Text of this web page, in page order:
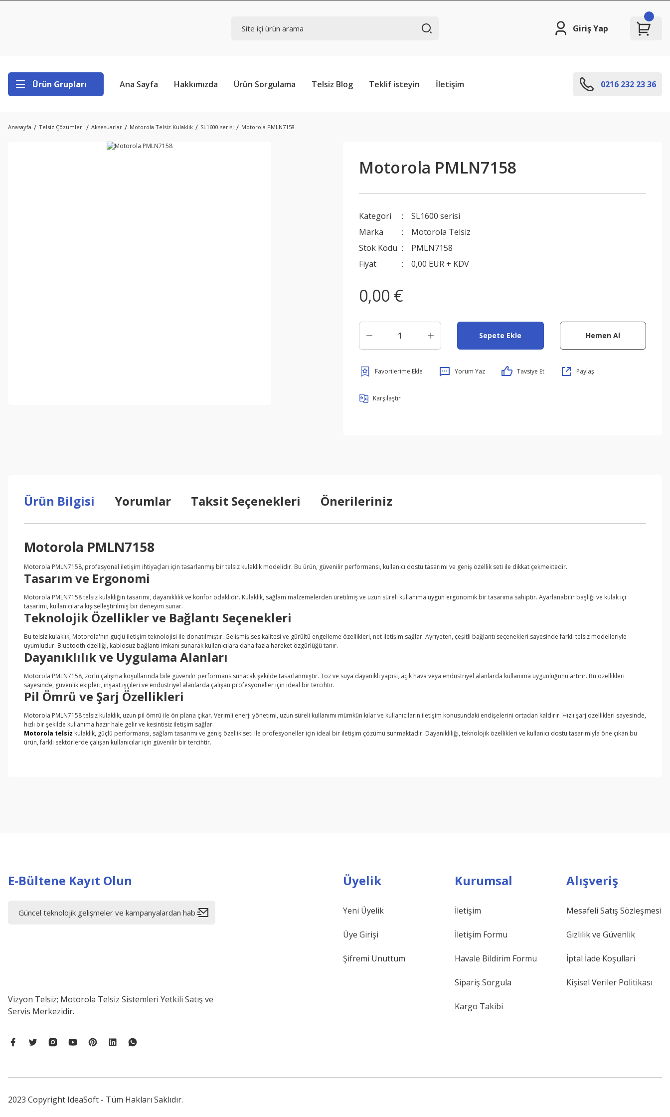
Giriş Yap
Ürün Grupları Ana Sayfa Hakkımızda Ürün Sorgulama Telsiz Blog Teklif isteyin İletişim 0216 232 23 36
Anasayfa Telsiz Çözümleri Aksesuarlar Motorola Telsiz Kulaklık SL1600 serisi Motorola PMLN7158
Motorola PMLN7158
Kategori
SL1600 serisi
Marka
Motorola Telsiz
Stok Kodu
PMLN7158
Fiyat
0,00 EUR + KDV
0,00 €
Sepete Ekle Hemen Al
Yorum Yaz Tavsiye Et Paylaş
Karşılaştır
Ürün Bilgisi Yorumlar Taksit Seçenekleri Önerileriniz
Motorola PMLN7158
Motorola PMLN7158, profesyonel iletişim ihtiyaçları için tasarlanmış bir telsiz kulaklık modelidir. Bu ürün, güvenilir performansı, kullanıcı dostu tasarımı ve geniş özellik seti ile dikkat çekmektedir.
Tasarım ve Ergonomi
Motorola PMLN7158 telsiz kulaklığın tasarımı, dayanıklılık ve konfor odaklıdır. Kulaklık, sağlam malzemelerden üretilmiş ve uzun süreli kullanıma uygun ergonomik bir tasarıma sahiptir. Ayarlanabilir başlığı ve kulak içi
tasarımı, kullanıcılara kişiselleştirilmiş bir deneyim sunar.
Teknolojik Özellikler ve Bağlantı Seçenekleri
Bu telsiz kulaklık, Motorola'nın güçlü iletişim teknolojisi ile donatılmıştır. Gelişmiş ses kalitesi ve gürültü engelleme özellikleri, net iletişim sağlar. Ayrıyeten, çeşitli bağlantı seçenekleri sayesinde farklı telsiz modelleriyle
uyumludur. Bluetooth özelliği, kablosuz bağlantı imkanı sunarak kullanıcılara daha fazla hareket özgürlüğü tanır.
Dayanıklılık ve Uygulama Alanları
Motorola PMLN7158, zorlu çalışma koşullarında bile güvenilir performans sunacak şekilde tasarlanmıştır. Toz ve suya dayanıklı yapısı, açık hava veya endüstriyel alanlarda kullanıma uygunluğunu artırır. Bu özellikleri
sayesinde, güvenlik ekipleri, inşaat işçileri ve endüstriyel alanlarda çalışan profesyoneller için ideal bir tercihtir.
Pil Ömrü ve Şarj Özellikleri
Motorola PMLN7158 telsiz kulaklık, uzun pil ömrü ile ön plana çıkar. Verimli enerji yönetimi, uzun süreli kullanımı mümkün kılar ve kullanıcıların iletişim konusundaki endişelerini ortadan kaldırır. Hızlı şarj özellikleri sayesinde,
hızlı bir şekilde kullanıma hazır hale gelir ve kesintisiz iletişim sağlar.
Motorola telsiz kulaklık, güçlü performansı, sağlam tasarımı ve geniş özellik seti ile profesyoneller için ideal bir iletişim çözümü sunmaktadır. Dayanıklılığı, teknolojik özellikleri ve kullanıcı dostu tasarımıyla öne çıkan bu
ürün, farklı sektörlerde çalışan kullanıcılar için güvenilir bir tercihtir.
E-Bültene Kayıt Olun
Vizyon Telsiz; Motorola Telsiz Sistemleri Yetkili Satış ve
Servis Merkezidir.
Üyelik
Yeni Üyelik
Üye Girişi
Şifremi Unuttum
Kurumsal
İletişim
İletişim Formu
Havale Bildirim Formu
Sipariş Sorgula
Kargo Takibi
Alışveriş
Mesafeli Satış Sözleşmesi
Gizlilik ve Güvenlik
İptal İade Koşullari
Kişisel Veriler Politikası
2023 Copyright IdeaSoft - Tüm Hakları Saklıdır.